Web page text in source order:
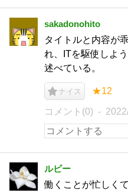
sakadonohito
タイトルと内容が
れ、ITを駆使しよ
述べている。
ナイス ★12
コメント(0)
ルビー
働くことが忙しく